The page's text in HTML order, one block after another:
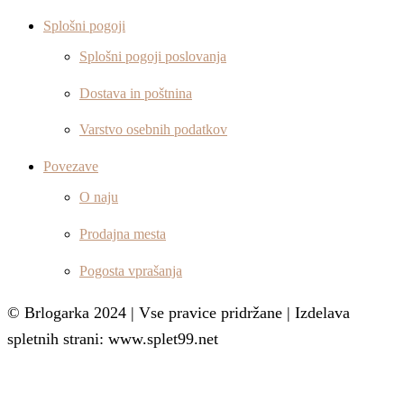
Splošni pogoji
Splošni pogoji poslovanja
Dostava in poštnina
Varstvo osebnih podatkov
Povezave
O naju
Prodajna mesta
Pogosta vprašanja
© Brlogarka 2024 | Vse pravice pridržane | Izdelava
spletnih strani: www.splet99.net